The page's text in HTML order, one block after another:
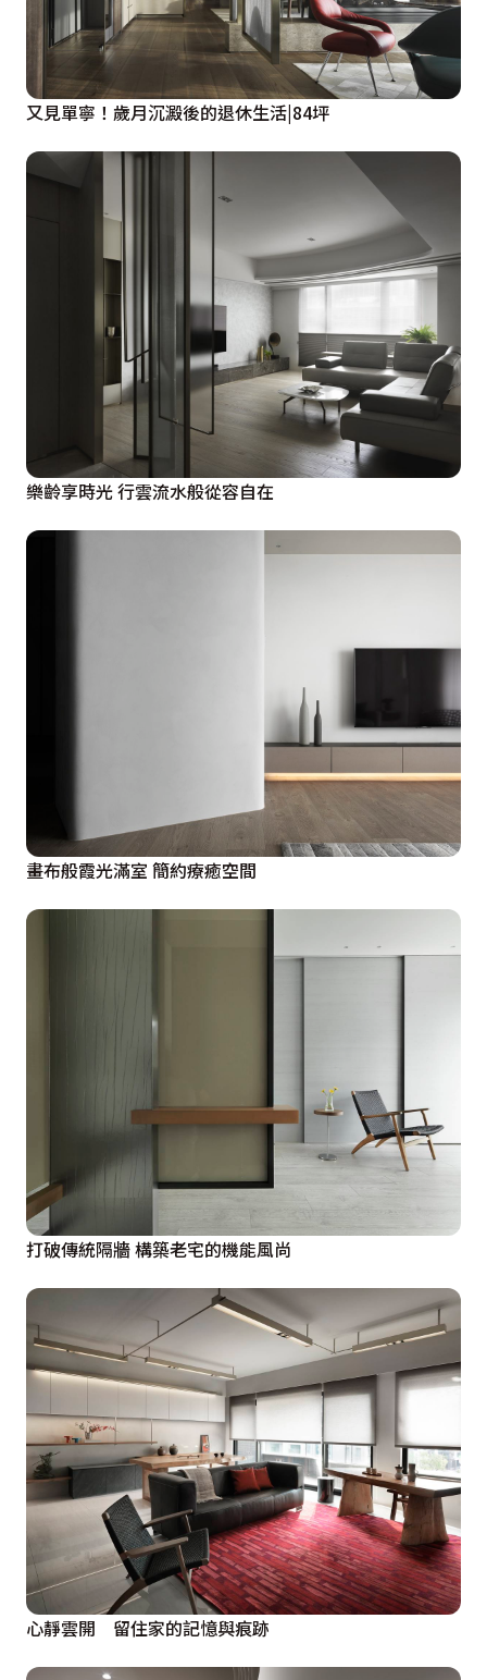
又見單寧！歲月沉澱後的退休生活|84坪
樂齡享時光 行雲流水般從容自在
畫布般霞光滿室 簡約療癒空間
打破傳統隔牆 構築老宅的機能風尚
心靜雲開 留住家的記憶與痕跡